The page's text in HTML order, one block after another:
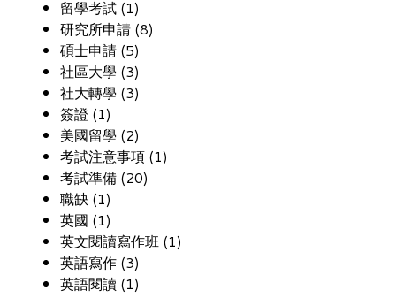
留學考試 (1)
研究所申請 (8)
碩士申請 (5)
社區大學 (3)
社大轉學 (3)
簽證 (1)
美國留學 (2)
考試注意事項 (1)
考試準備 (20)
職缺 (1)
英國 (1)
英文閱讀寫作班 (1)
英語寫作 (3)
英語閱讀 (1)